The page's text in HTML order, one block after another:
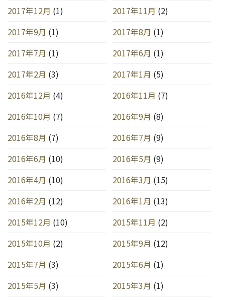
2017年12月 (1) 2017年11月 (2)
2017年9月 (1) 2017年8月 (1)
2017年7月 (1) 2017年6月 (1)
2017年2月 (3) 2017年1月 (5)
2016年12月 (4) 2016年11月 (7)
2016年10月 (7) 2016年9月 (8)
2016年8月 (7) 2016年7月 (9)
2016年6月 (10) 2016年5月 (9)
2016年4月 (10) 2016年3月 (15)
2016年2月 (12) 2016年1月 (13)
2015年12月 (10) 2015年11月 (2)
2015年10月 (2) 2015年9月 (12)
2015年7月 (3) 2015年6月 (1)
2015年5月 (3) 2015年3月 (1)